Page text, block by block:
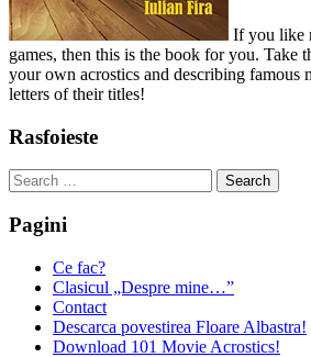
If you like
games, then this is the book for you. Take
your own acrostics and describing famous
letters of their titles!
Rasfoieste
Search
for:
Pagini
Ce fac?
Clasicul „Despre mine…”
Contact
Descarca povestirea Floare Albastra!
Download 101 Movie Acrostics!